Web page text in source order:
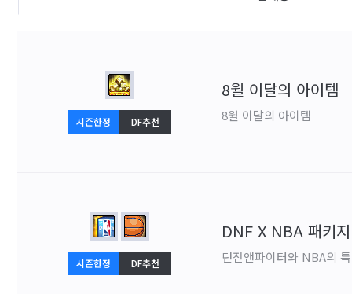
시즌한정 DF추천
8월 이달의 아이템
8월 이달의 아이템
시즌한정 DF추천
DNF X NBA 패키지
던전앤파이터와 NBA의